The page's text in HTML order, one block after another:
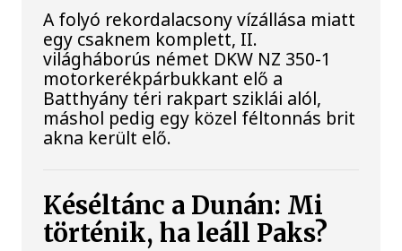
A folyó rekordalacsony vízállása miatt
egy csaknem komplett, II.
világháborús német DKW NZ 350-1
motorkerékpárbukkant elő a
Batthyány téri rakpart sziklái alól,
máshol pedig egy közel féltonnás brit
akna került elő.
Késéltánc a Dunán: Mi
történik, ha leáll Paks?